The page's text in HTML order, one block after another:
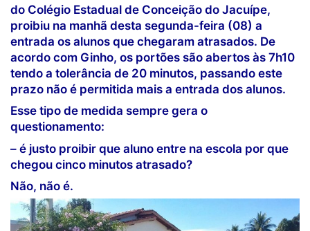
do Colégio Estadual de Conceição do Jacuípe,
proibiu na manhã desta segunda-feira (08) a
entrada os alunos que chegaram atrasados. De
acordo com Ginho, os portões são abertos às 7h10
tendo a tolerância de 20 minutos, passando este
prazo não é permitida mais a entrada dos alunos.
Esse tipo de medida sempre gera o
questionamento:
– é justo proibir que aluno entre na escola por que
chegou cinco minutos atrasado?
Não, não é.